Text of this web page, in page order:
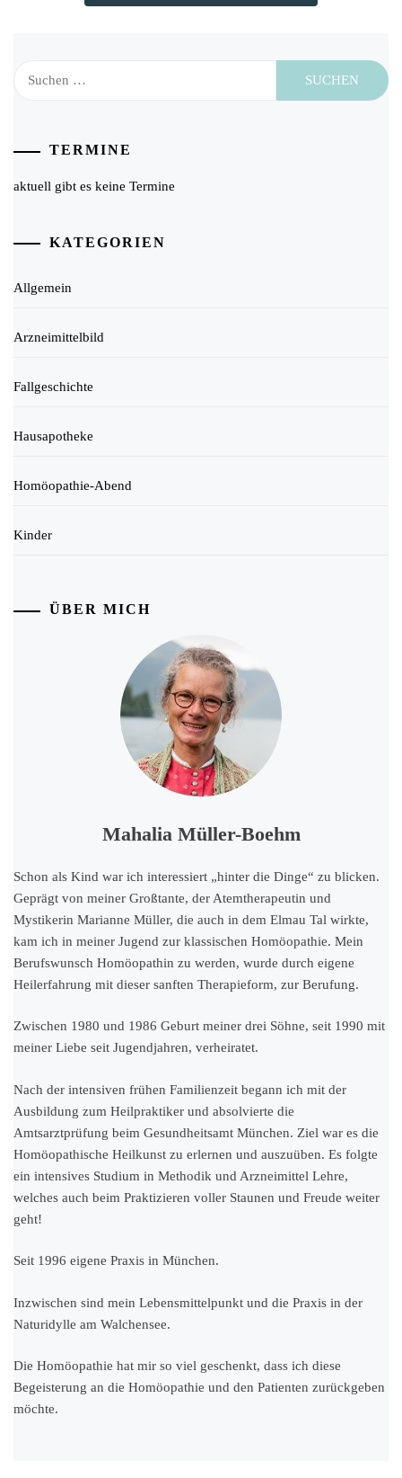
TERMINE
aktuell gibt es keine Termine
KATEGORIEN
Allgemein
Arzneimittelbild
Fallgeschichte
Hausapotheke
Homöopathie-Abend
Kinder
ÜBER MICH
Mahalia Müller-Boehm
Schon als Kind war ich interessiert „hinter die Dinge“ zu blicken.
Geprägt von meiner Großtante, der Atemtherapeutin und
Mystikerin Marianne Müller, die auch in dem Elmau Tal wirkte,
kam ich in meiner Jugend zur klassischen Homöopathie. Mein
Berufswunsch Homöopathin zu werden, wurde durch eigene
Heilerfahrung mit dieser sanften Therapieform, zur Berufung.
Zwischen 1980 und 1986 Geburt meiner drei Söhne, seit 1990 mit
meiner Liebe seit Jugendjahren, verheiratet.
Nach der intensiven frühen Familienzeit begann ich mit der
Ausbildung zum Heilpraktiker und absolvierte die
Amtsarztprüfung beim Gesundheitsamt München. Ziel war es die
Homöopathische Heilkunst zu erlernen und auszuüben. Es folgte
ein intensives Studium in Methodik und Arzneimittel Lehre,
welches auch beim Praktizieren voller Staunen und Freude weiter
geht!
Seit 1996 eigene Praxis in München.
Inzwischen sind mein Lebensmittelpunkt und die Praxis in der
Naturidylle am Walchensee.
Die Homöopathie hat mir so viel geschenkt, dass ich diese
Begeisterung an die Homöopathie und den Patienten zurückgeben
möchte.